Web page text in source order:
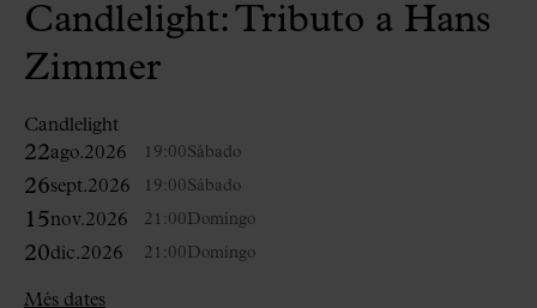
Candlelight: Tributo a Hans
Zimmer
Candlelight
22ago.2026 19:00Sábado
26sept.2026 19:00Sábado
15nov.2026 21:00Domingo
20dic.2026 21:00Domingo
Més dates